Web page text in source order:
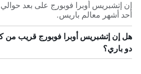
أحد أشهر معالم باريس.
هل إن إتشبريس أوبرا فوبورج قريب من
دو باري؟